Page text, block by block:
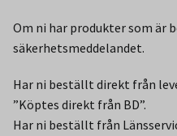
Om ni har produkter som är
säkerhetsmeddelandet.
Har ni beställt direkt från
”Köptes direkt från BD”.
Har ni beställt från